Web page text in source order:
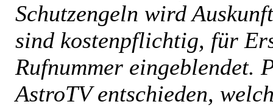
Schutzengeln wird
sind kostenpflichtig, für
Rufnummer
AstroTV entschieden,